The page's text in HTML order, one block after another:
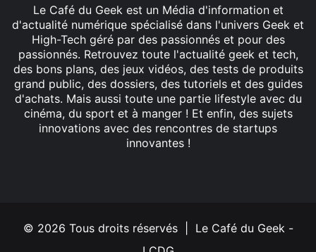
Le Café du Geek est un Média d'information et
d'actualité numérique spécialisé dans l'univers Geek et
High-Tech géré par des passionnés et pour des
passionnés. Retrouvez toute l'actualité geek et tech,
des bons plans, des jeux vidéos, des tests de produits
grand public, des dossiers, des tutoriels et des guides
d'achats. Mais aussi toute une partie lifestyle avec du
cinéma, du sport et à manger ! Et enfin, des sujets
innovations avec des rencontres de startups
innovantes !
© 2026 Tous droits réservés | Le Café du Geek -